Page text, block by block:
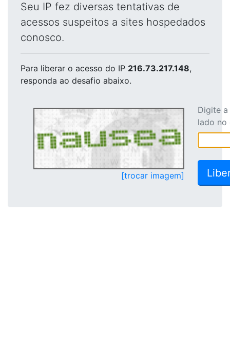
Seu IP fez diversas tentativas de
acessos suspeitos a sites hospedados
conosco.
Para liberar o acesso do IP 216.73.217.148,
responda ao desafio abaixo.
[trocar imagem]
Digite
lado no